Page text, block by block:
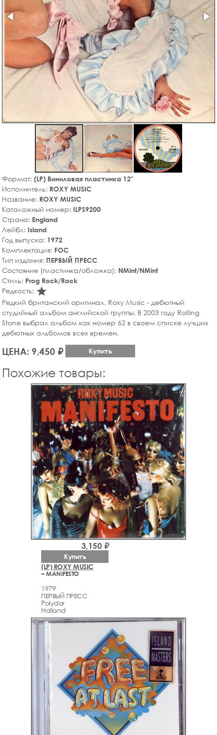
Формат: (LP) Виниловая пластинка 12"
Исполнитель: ROXY MUSIC
Название: ROXY MUSIC
Каталожный номер: ILPS9200
Страна: England
Лейбл: Island
Год выпуска: 1972
Комплектация: FOC
Тип издания: ПЕРВЫЙ ПРЕСС
Состояние (пластинка/обложка): NMint/NMint
Стиль: Prog Rock/Rock
Редкость: star_rate
Редкий британский оригинал. Roxy Music - дебютный
студийный альбом английской группы. В 2003 году Rolling
Stone выбрал альбом как номер 62 в своем списке лучших
дебютных альбомов всех времен.
ЦЕНА: 9,450 ₽ Купить
Похожие товары:
(LP) ROXY MUSIC
– MANIFESTO
1979
ПЕРВЫЙ ПРЕСС
Polydor
Holland
3,150 ₽
Купить